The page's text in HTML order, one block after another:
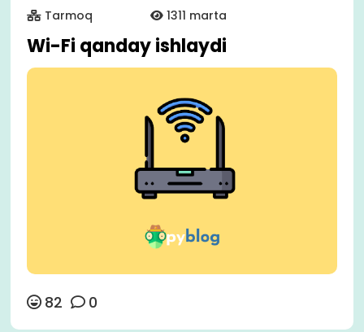
Tarmoq 1311 marta
Wi-Fi qanday ishlaydi
82 0